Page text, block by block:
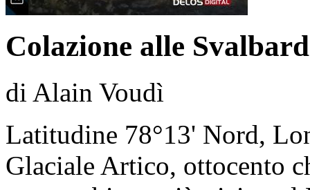
Colazione alle Svalbard
di Alain Voudì
Latitudine 78°13' Nord,
Glaciale Artico, ottocento